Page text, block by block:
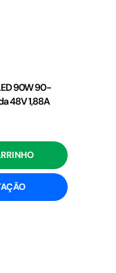
90W 90-
48V 1,88A